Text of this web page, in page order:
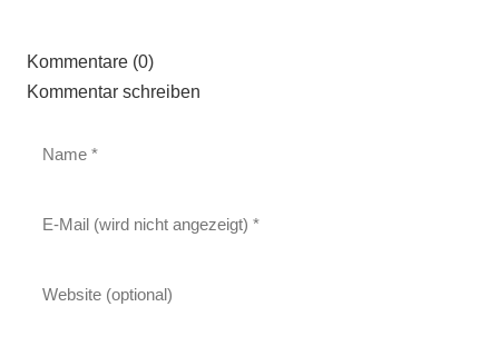
Kommentare (0)
Kommentar schreiben